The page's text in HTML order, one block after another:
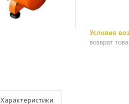
возврат
Характеристики